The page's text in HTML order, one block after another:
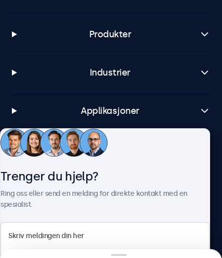
Produkter
Industrier
Applikasjoner
Kundeservice
Trenger du hjelp?
Ring oss eller send en melding for direkte kontakt med en
spesialist.